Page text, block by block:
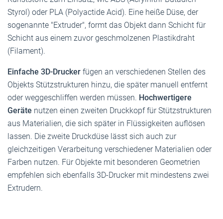
Styrol) oder PLA (Polyactide Acid). Eine heiße Düse, der
sogenannte "Extruder", formt das Objekt dann Schicht für
Schicht aus einem zuvor geschmolzenen Plastikdraht
(Filament).
Einfache 3D-Drucker fügen an verschiedenen Stellen des
Objekts Stützstrukturen hinzu, die später manuell entfernt
oder weggeschliffen werden müssen. Hochwertigere
Geräte nutzen einen zweiten Druckkopf für Stützstrukturen
aus Materialien, die sich später in Flüssigkeiten auflösen
lassen. Die zweite Druckdüse lässt sich auch zur
gleichzeitigen Verarbeitung verschiedener Materialien oder
Farben nutzen. Für Objekte mit besonderen Geometrien
empfehlen sich ebenfalls 3D-Drucker mit mindestens zwei
Extrudern.